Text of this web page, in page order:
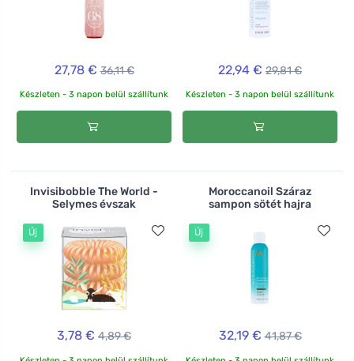
27,78 € 36,11 €
Készleten - 3 napon belül szállítunk
22,94 € 29,81 €
Készleten - 3 napon belül szállítunk
Invisibobble The World -
Selymes évszak
Új
3,78 € 4,89 €
Moroccanoil Száraz
sampon sötét hajra
Új
32,19 € 41,87 €